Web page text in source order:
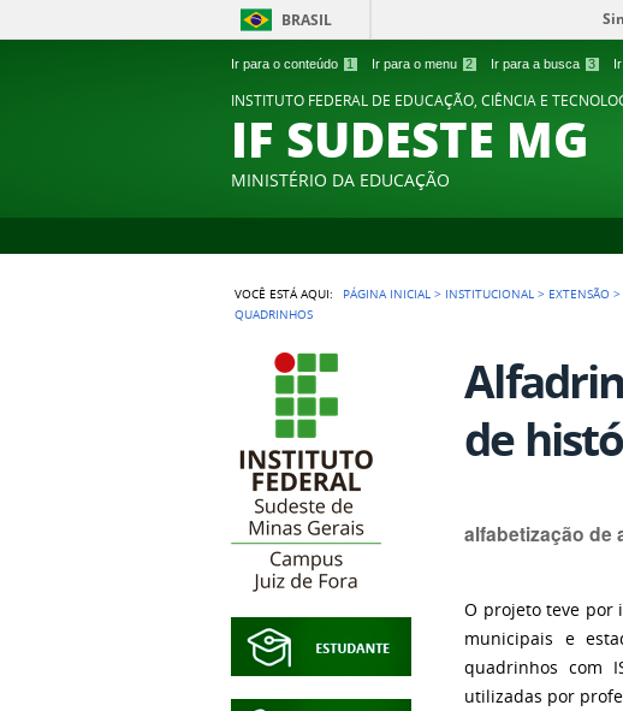
Ir para o conteúdo 1 Ir para o menu 2 Ir para a busca 3
BRASIL
INSTITUTO FEDERAL DE EDUCAÇÃO, CIÊNCIA E
IF SUDESTE MG
MINISTÉRIO DA EDUCAÇÃO
VOCÊ ESTÁ AQUI: PÁGINA INICIAL > INSTITUCIONAL > EXTENSÃO >
QUADRINHOS
de
alfabetização de
O projeto teve por
municipais e
quadrinhos com
utilizadas por